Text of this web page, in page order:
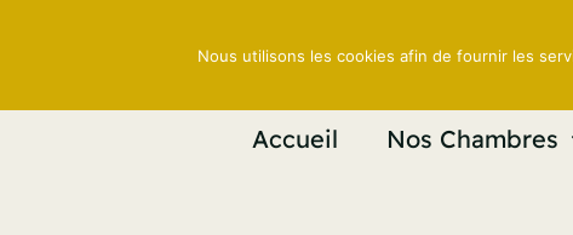
Accueil Nos Chambres
Nous utilisons les cookies afin de fournir les